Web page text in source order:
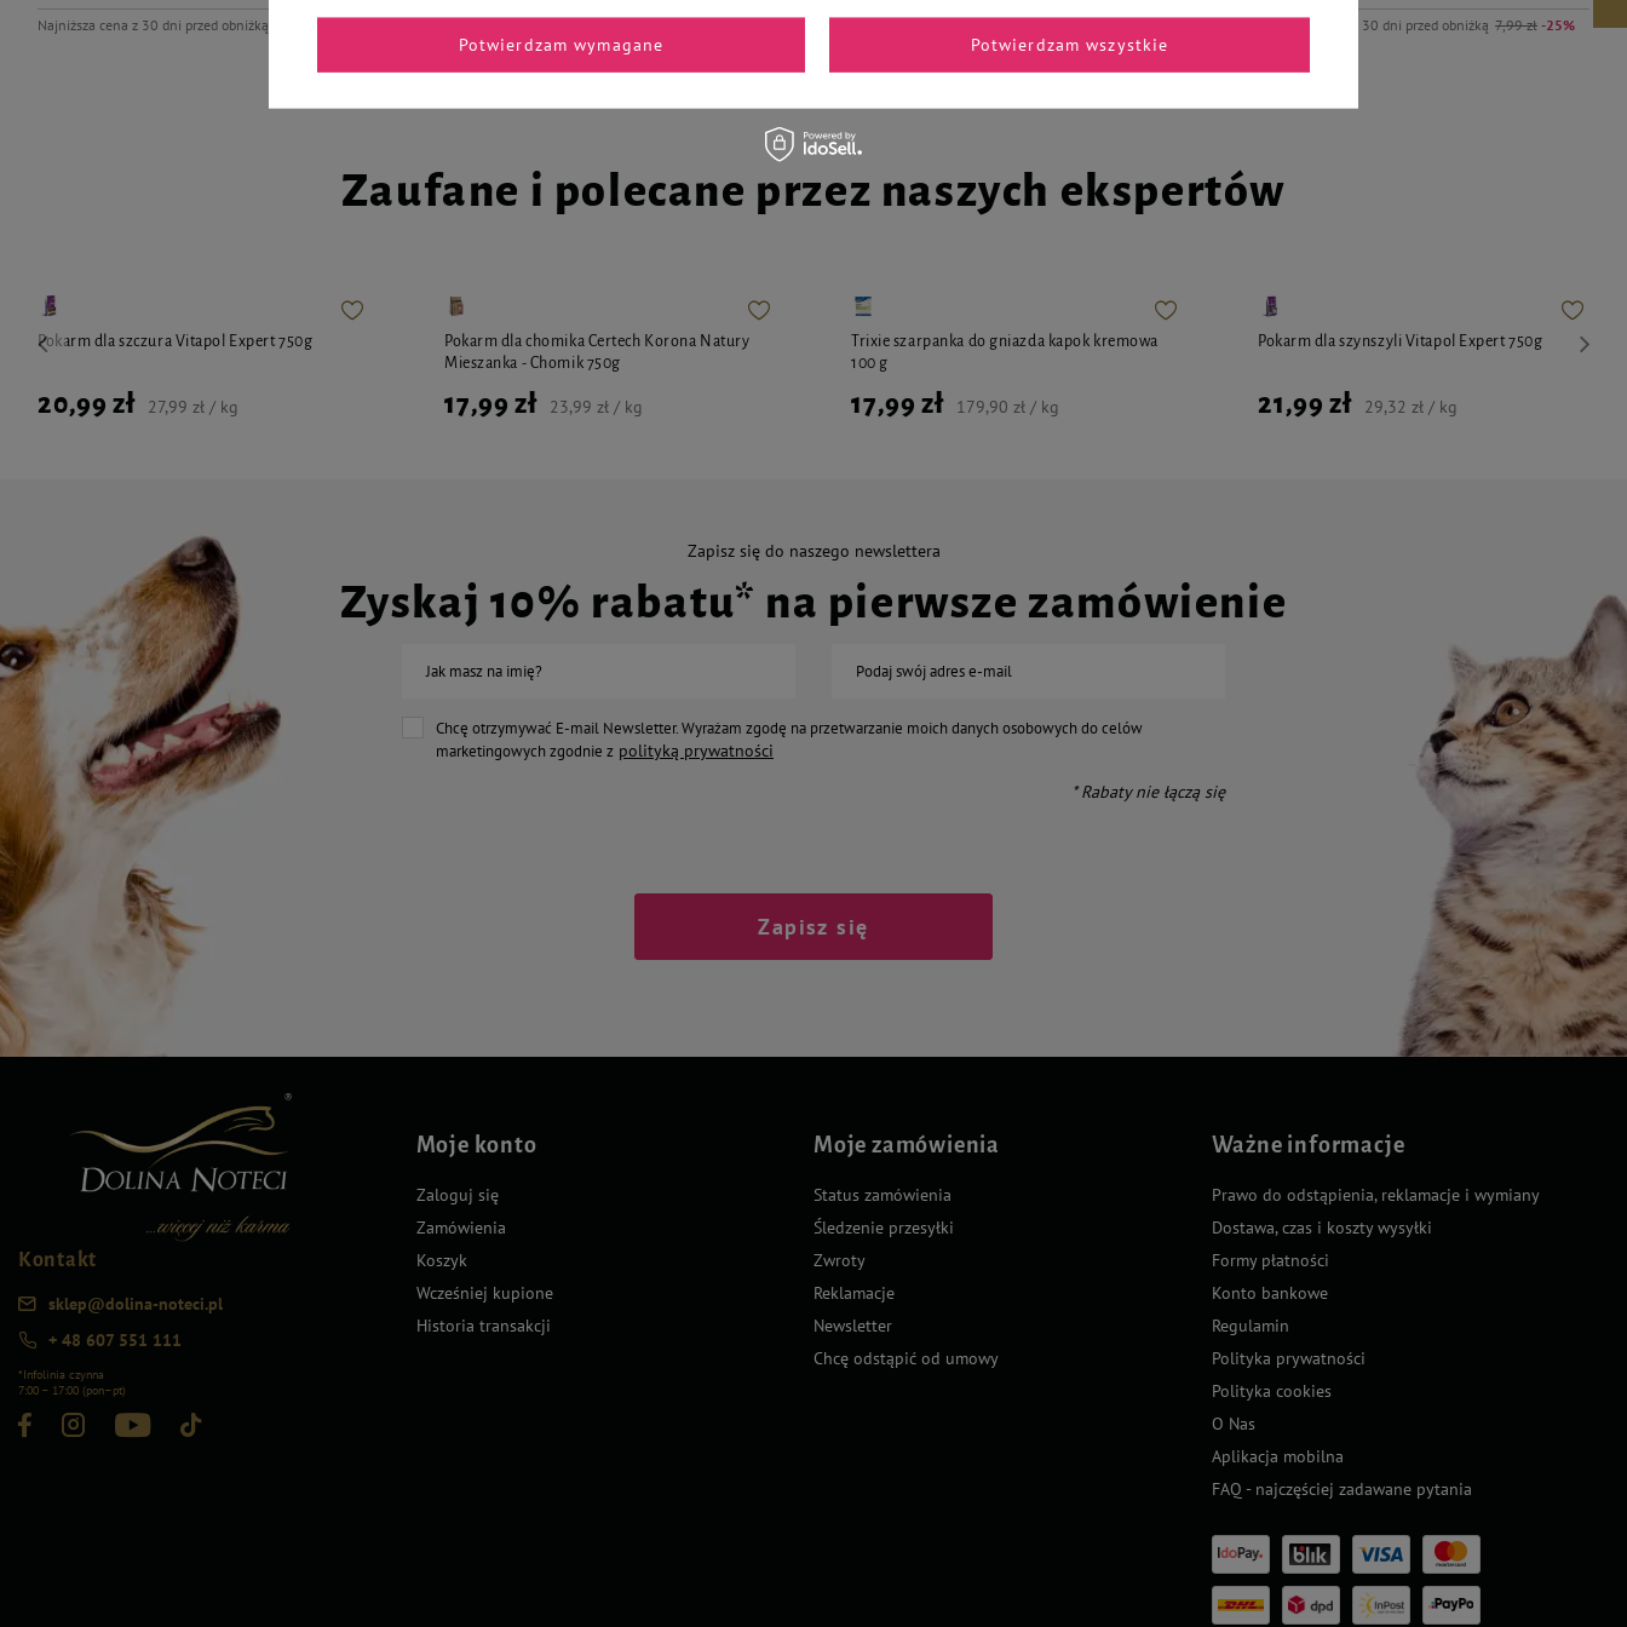
Najniższa cena z 30 dni przed obniżką 5,14 zł 34,27 zł / kg 4,11 zł 41,10 zł / kg Najniższa cena z 30 dni przed obniżką 7,99 zł -25%
Zaufane i polecane przez naszych ekspertów
Pokarm dla szczura Vitapol Expert 750g
20,99 zł 27,99 zł / kg
Pokarm dla chomika Certech Korona Natury
Mieszanka - Chomik 750g
17,99 zł 23,99 zł / kg
Trixie szarpanka do gniazda kapok kremowa
100 g
17,99 zł 179,90 zł / kg
Pokarm dla szynszyli Vitapol Expert 750g
21,99 zł 29,32 zł / kg
Zapisz się do naszego newslettera
Zyskaj 10% rabatu* na pierwsze zamówienie
Jak masz na imię? Podaj swój adres e-mail
Chcę otrzymywać E-mail Newsletter. Wyrażam zgodę na przetwarzanie moich danych osobowych do celów
marketingowych zgodnie z polityką prywatności
* Rabaty nie łączą się
Zapisz się
Kontakt
sklep@dolina-noteci.pl
+ 48 607 551 111
*Infolinia czynna
7:00 – 17:00 (pon–pt)
Moje konto
Zaloguj się
Zamówienia
Koszyk
Wcześniej kupione
Historia transakcji
Moje zamówienia
Status zamówienia
Śledzenie przesyłki
Zwroty
Reklamacje
Newsletter
Chcę odstąpić od umowy
Ważne informacje
Prawo do odstąpienia, reklamacje i wymiany
Dostawa, czas i koszty wysyłki
Formy płatności
Konto bankowe
Regulamin
Polityka prywatności
Polityka cookies
O Nas
Aplikacja mobilna
FAQ - najczęściej zadawane pytania
Potwierdzam wymagane Potwierdzam wszystkie